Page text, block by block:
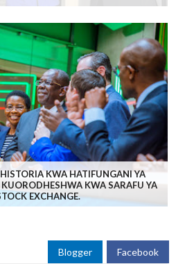
KWA HATIFUNGANI YA
KWA SARAFU YA
EXCHANGE.
Blogger Facebook